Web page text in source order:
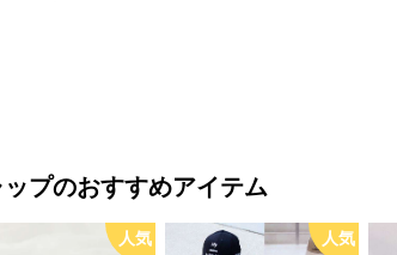
ップのおすすめアイテム
人気 人気